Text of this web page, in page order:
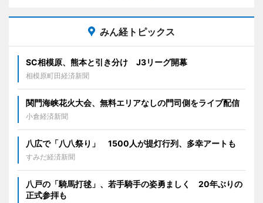
みん経トピックス
SC相模原、熊本と引き分け J3リーグ開幕
相模原町田経済新聞
関門海峡花火大会、無料エリアなしの門司側をライブ配信
小倉経済新聞
八広で「八八祭り」 1500人が提灯行列、多幸アートも
すみだ経済新聞
八戸の「騎馬打毬」、若手騎手の姿勇ましく 20年ぶりの
正式参拝も